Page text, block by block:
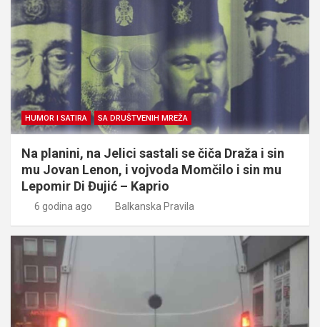
HUMOR I SATIRA SA DRUŠTVENIH MREŽA
Na planini, na Jelici sastali se čiča Draža i sin
mu Jovan Lenon, i vojvoda Momčilo i sin mu
Lepomir Di Đujić – Kaprio
6 godina ago Balkanska Pravila